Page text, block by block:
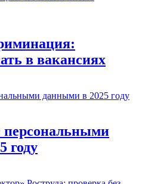
в вакансиях
персональными
году